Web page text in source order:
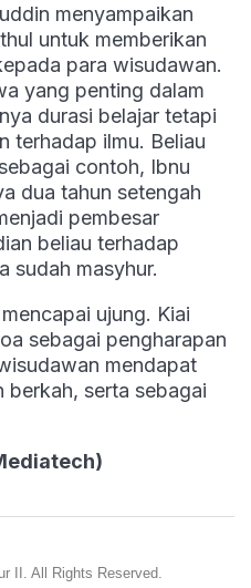
menyampaikan
untuk memberikan
para wisudawan.
yang penting dalam
durasi belajar tetapi
terhadap ilmu. Beliau
contoh, Ibnu
dua tahun setengah
pembesar
beliau terhadap
sudah masyhur.
ujung. Kiai
sebagai pengharapan
mendapat
berkah, serta sebagai
II. All Rights Reserved.